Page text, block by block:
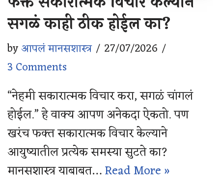
सगळं काही ठीक होईल का?
byआपलं मानसशास्त्र
27/07/2026
3 Comments
“नेहमी सकारात्मक विचार करा, सगळं चांगलं
होईल.” हे वाक्य आपण अनेकदा ऐकतो. पण
खरंच फक्त सकारात्मक विचार केल्याने
आयुष्यातील प्रत्येक समस्या सुटते का?
मानसशास्त्र याबाबत…Read More »